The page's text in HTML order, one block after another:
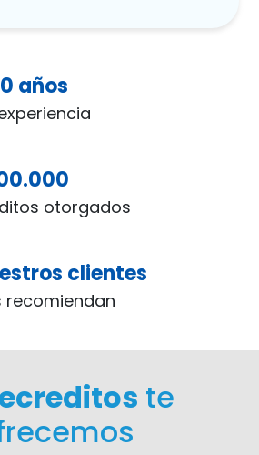
años
otorgados
clientes
recomiendan
te